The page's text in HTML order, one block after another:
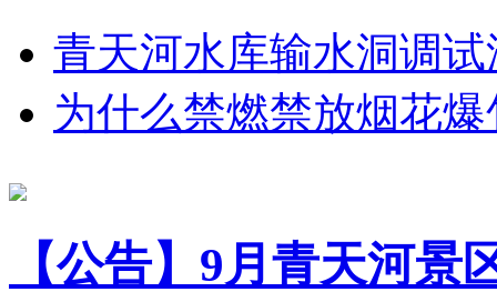
青天河水库输水洞调
为什么禁燃禁放烟花爆
【公告】9月青天河景